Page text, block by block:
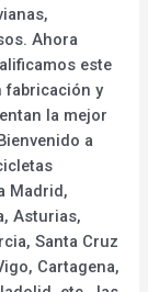
Ahora
este
fabricación y
la mejor
a
Madrid,
Asturias,
Santa Cruz
Cartagena,